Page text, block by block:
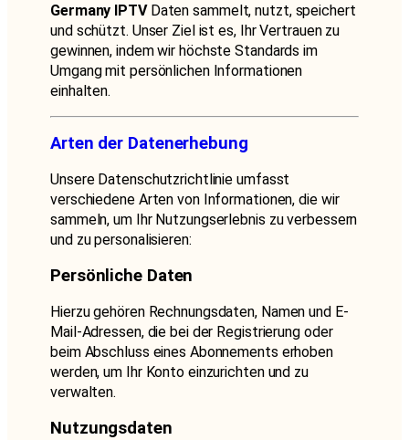
Germany IPTVDaten sammelt, nutzt, speichert
und schützt. Unser Ziel ist es, Ihr Vertrauen zu
gewinnen, indem wir höchste Standards im
Umgang mit persönlichen Informationen
einhalten.
Arten der Datenerhebung
Unsere Datenschutzrichtlinie umfasst
verschiedene Arten von Informationen, die wir
sammeln, um Ihr Nutzungserlebnis zu verbessern
und zu personalisieren:
Persönliche Daten
Hierzu gehören Rechnungsdaten, Namen und E-
Mail-Adressen, die bei der Registrierung oder
beim Abschluss eines Abonnements erhoben
werden, um Ihr Konto einzurichten und zu
verwalten.
Nutzungsdaten